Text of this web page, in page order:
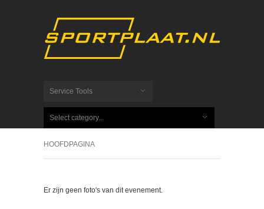
Service Tools
Select category...
HOOFDPAGINA
Er zijn geen foto's van dit evenement.